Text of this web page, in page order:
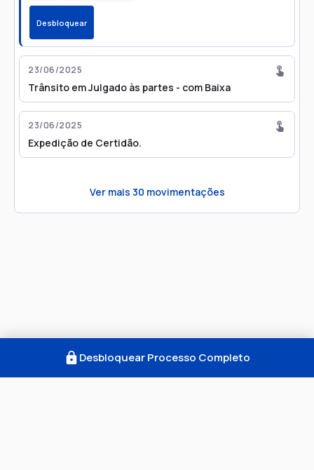
Desbloquear
23/06/2025
Trânsito em Julgado às partes - com Baixa
23/06/2025
Expedição de Certidão.
Ver mais 30 movimentações
Desbloquear Processo Completo